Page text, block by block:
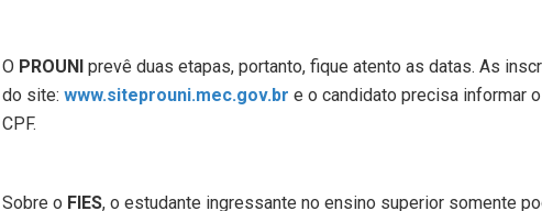
O PROUNI prevê duas etapas, portanto, fique atento as datas. As
do site: www.siteprouni.mec.gov.br e o candidato precisa informar
CPF.
Sobre o FIES, o estudante ingressante no ensino superior somente